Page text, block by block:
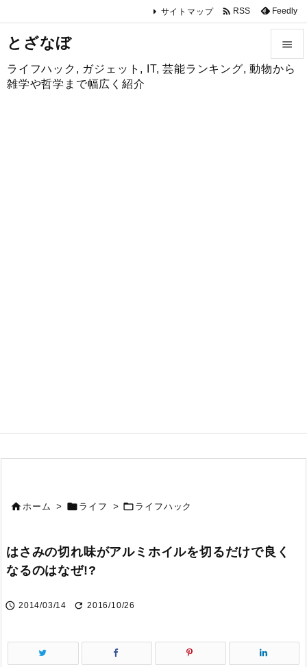
とざなぼ
ライフハック, ガジェット, IT, 芸能ランキング, 動物から
雑学や哲学まで幅広く紹介


サイトマップ  RSS Feedly
ホーム >  ライフ >  ライフハック
はさみの切れ味がアルミホイルを切るだけで良く
なるのはなぜ!?
 2014/03/14  2016/10/26